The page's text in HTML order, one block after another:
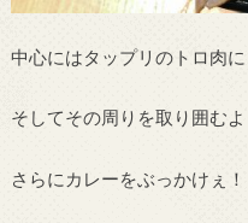
中心にはタップリのトロ肉
そしてその周りを取り囲む
さらにカレーをぶっかけぇ！